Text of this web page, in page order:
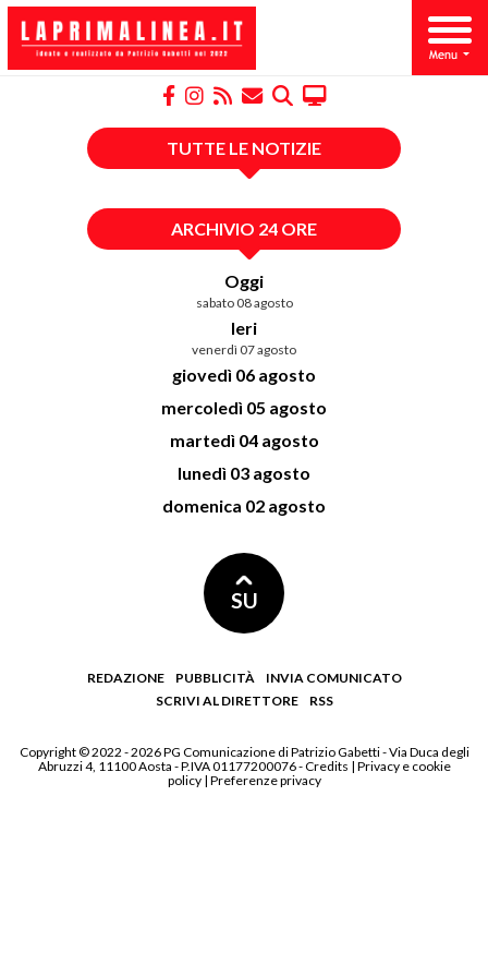
TUTTE LE NOTIZIE
ARCHIVIO 24 ORE
Oggi
sabato 08 agosto
Ieri
venerdì 07 agosto
giovedì 06 agosto
mercoledì 05 agosto
martedì 04 agosto
lunedì 03 agosto
domenica 02 agosto
SU
REDAZIONE PUBBLICITÀ
INVIA COMUNICATO
SCRIVI AL DIRETTORE
RSS
Copyright © 2022 - 2026 PG Comunicazione di Patrizio Gabetti - Via Duca degli
Abruzzi 4, 11100 Aosta - P.IVA 01177200076 -Credits | Privacy e cookie
policy| Preferenze privacy